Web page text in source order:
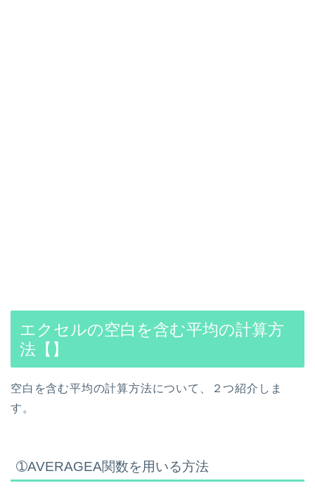
エクセルの空白を含む平均の計算方
法【】
空白を含む平均の計算方法について、２つ紹介しま
す。
➀AVERAGEA関数を用いる方法